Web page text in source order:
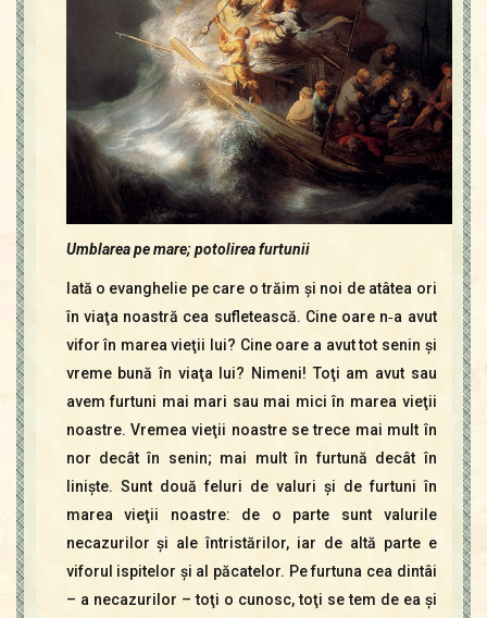
Umblarea pe mare; potolirea furtunii
Iată o evanghelie pe care o trăim şi noi de atâtea ori
în viaţa noastră cea sufletească. Cine oare n‑a avut
vifor în marea vieţii lui? Cine oare a avut tot senin şi
vreme bună în viaţa lui? Nimeni! Toţi am avut sau
avem furtuni mai mari sau mai mici în marea vieţii
noastre. Vremea vieţii noastre se trece mai mult în
nor decât în senin; mai mult în furtună decât în
linişte. Sunt două feluri de valuri şi de furtuni în
marea vieţii noastre: de o parte sunt valurile
necazurilor şi ale întristărilor, iar de altă parte e
viforul ispitelor şi al păcatelor. Pe furtuna cea dintâi
– a necazurilor – toţi o cunosc, toţi se tem de ea şi